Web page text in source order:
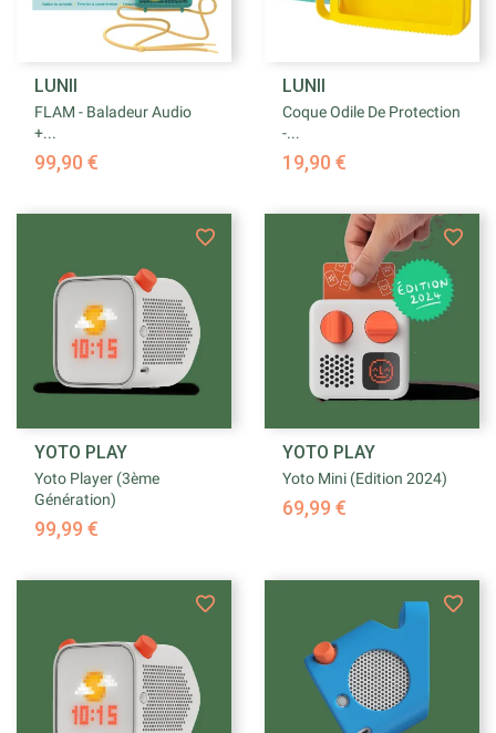
LUNII
FLAM - Baladeur Audio
+...
99,90 €
LUNII
Coque Odile De Protection
-...
19,90 €
YOTO PLAY
Yoto Player (3ème
Génération)
99,99 €
YOTO PLAY
Yoto Mini (Edition 2024)
69,99 €